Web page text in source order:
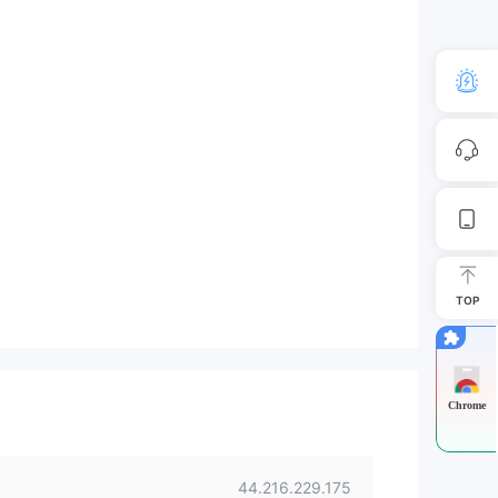
44.216.229.175
TOP
Chrome